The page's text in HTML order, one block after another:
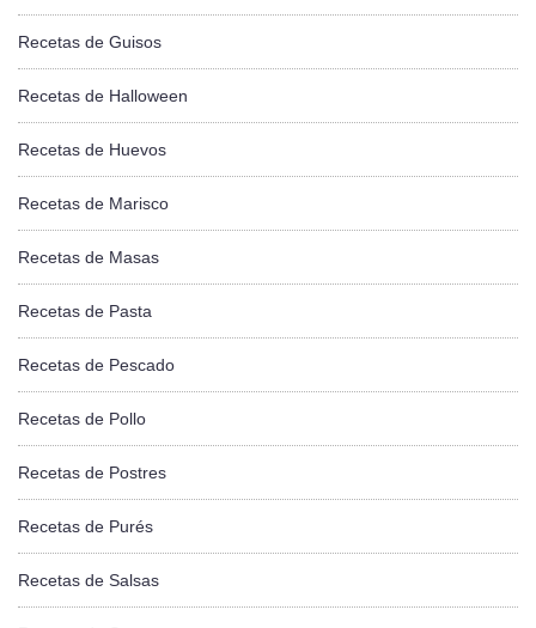
Recetas de Guisos
Recetas de Halloween
Recetas de Huevos
Recetas de Marisco
Recetas de Masas
Recetas de Pasta
Recetas de Pescado
Recetas de Pollo
Recetas de Postres
Recetas de Purés
Recetas de Salsas